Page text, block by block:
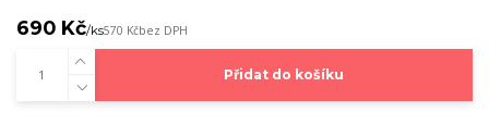
690 Kč/ks570 Kčbez DPH
Přidat do košíku